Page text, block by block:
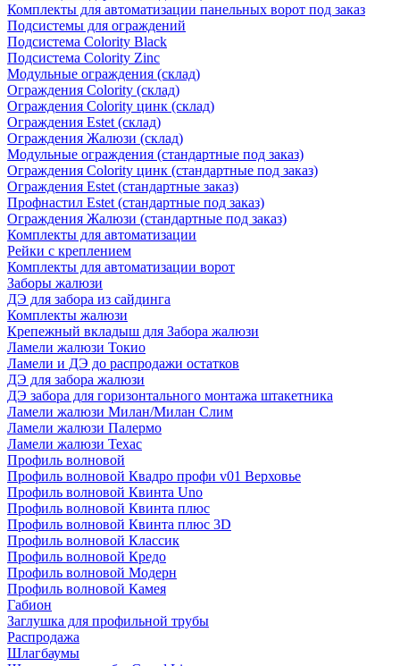
Комплекты для автоматизации панельных ворот под заказ
Подсистемы для ограждений
Подсистема Colority Black
Подсистема Colority Zinc
Модульные ограждения (склад)
Ограждения Colority (склад)
Ограждения Colority цинк (склад)
Ограждения Estet (склад)
Ограждения Жалюзи (склад)
Модульные ограждения (стандартные под заказ)
Ограждения Colority цинк (стандартные под заказ)
Ограждения Estet (стандартные заказ)
Профнастил Estet (стандартные под заказ)
Ограждения Жалюзи (стандартные под заказ)
Комплекты для автоматизации
Рейки с креплением
Комплекты для автоматизации ворот
Заборы жалюзи
ДЭ для забора из сайдинга
Комплекты жалюзи
Крепежный вкладыш для Забора жалюзи
Ламели жалюзи Токио
Ламели и ДЭ до распродажи остатков
ДЭ для забора жалюзи
ДЭ забора для горизонтального монтажа штакетника
Ламели жалюзи Милан/Милан Слим
Ламели жалюзи Палермо
Ламели жалюзи Техас
Профиль волновой
Профиль волновой Квадро профи v01 Верховье
Профиль волновой Квинта Uno
Профиль волновой Квинта плюс
Профиль волновой Квинта плюс 3D
Профиль волновой Классик
Профиль волновой Кредо
Профиль волновой Модерн
Профиль волновой Камея
Габион
Заглушка для профильной трубы
Распродажа
Шлагбаумы